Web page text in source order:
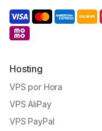
Hosting
VPS por Hora
VPS AliPay
VPS PayPal